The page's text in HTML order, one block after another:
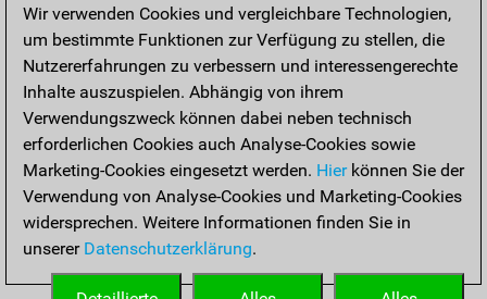
Nachspielen
TAKTIK
Taktikstellungen aus den heutigen Partien
THEORIE
Interessante Eröffnungstheorie aus aktuellen Partien
Wir verwenden Cookies und vergleichbare Technologien,
um bestimmte Funktionen zur Verfügung zu stellen, die
Nutzererfahrungen zu verbessern und interessengerechte
Inhalte auszuspielen. Abhängig von ihrem
Verwendungszweck können dabei neben technisch
erforderlichen Cookies auch Analyse-Cookies sowie
Marketing-Cookies eingesetzt werden. Hierkönnen Sie der
Verwendung von Analyse-Cookies und Marketing-Cookies
widersprechen. Weitere Informationen finden Sie in
unserer Datenschutzerklärung.